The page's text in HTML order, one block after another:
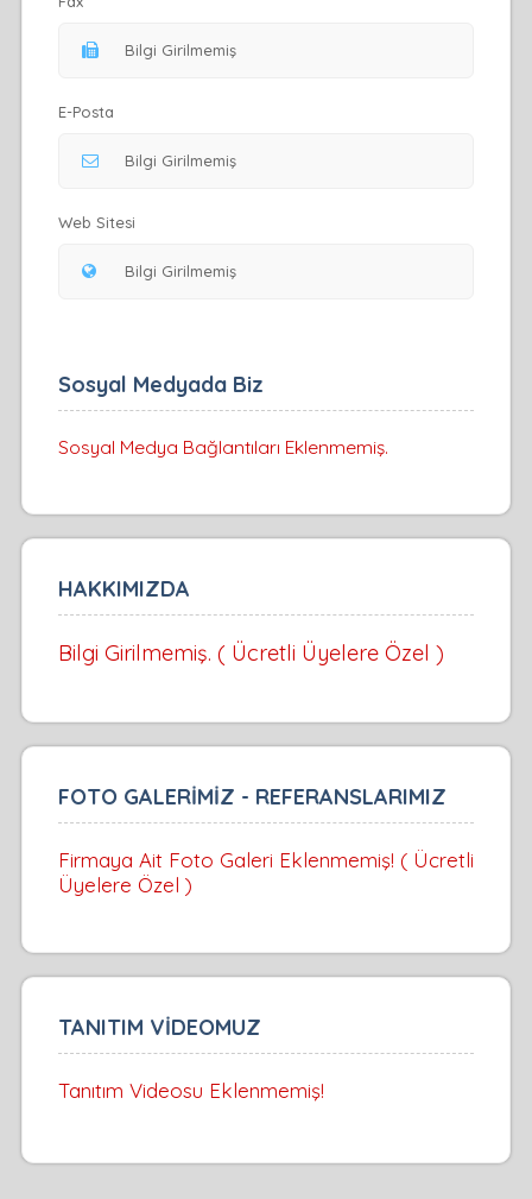
E-Posta
Web Sitesi
Sosyal Medyada Biz
Sosyal Medya Bağlantıları Eklenmemiş.
HAKKIMIZDA
Bilgi Girilmemiş. ( Ücretli Üyelere Özel )
FOTO GALERİMİZ - REFERANSLARIMIZ
Firmaya Ait Foto Galeri Eklenmemiş! ( Ücretli
Üyelere Özel )
TANITIM VİDEOMUZ
Tanıtım Videosu Eklenmemiş!